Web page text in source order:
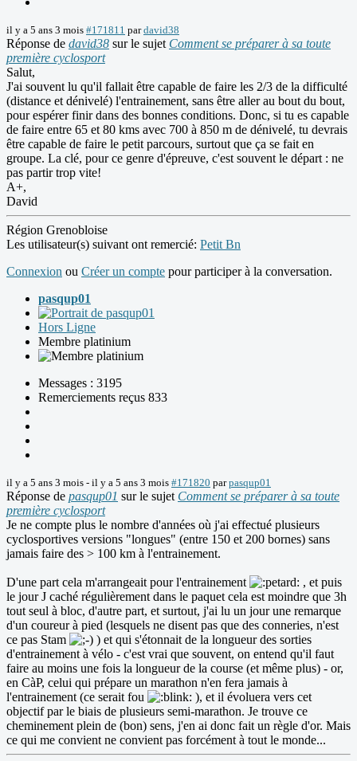
il y a 5 ans 3 mois #171811 pardavid38
Réponse de david38 sur le sujet Comment se préparer à sa toute
première cyclosport
Salut,
J'ai souvent lu qu'il fallait être capable de faire les 2/3 de la difficulté
(distance et dénivelé) l'entrainement, sans être aller au bout du bout,
pour espérer finir dans des bonnes conditions. Donc, si tu es capable
de faire entre 65 et 80 kms avec 700 à 850 m de dénivelé, tu devrais
être capable de faire le petit parcours, surtout que ça se fait en
groupe. La clé, pour ce genre d'épreuve, c'est souvent le départ : ne
pas partir trop vite!
A+,
David
Région Grenobloise
Les utilisateur(s) suivant ont remercié: Petit Bn
Connexion ou Créer un compte pour participer à la conversation.
pasqup01
Hors Ligne
Membre platinium
Messages : 3195
Remerciements reçus 833
il y a 5 ans 3 mois - il y a 5 ans 3 mois #171820 parpasqup01
Réponse de pasqup01 sur le sujet Comment se préparer à sa toute
première cyclosport
Je ne compte plus le nombre d'années où j'ai effectué plusieurs
cyclosportives versions "longues" (entre 150 et 200 bornes) sans
jamais faire des > 100 km à l'entrainement.
D'une part cela m'arrangeait pour l'entrainement
, et puis
le jour J caché régulièrement dans le paquet cela est moindre que 3h
tout seul à bloc, d'autre part, et surtout, j'ai lu un jour une remarque
d'un coureur à pied (lesquels ne disent pas que des conneries, n'est
ce pas Stam
) et qui s'étonnait de la longueur des sorties
d'entrainement à vélo - c'est vrai que souvent, on entend qu'il faut
faire au moins une fois la longueur de la course (et même plus) - or,
en CàP, celui qui prépare un marathon n'en fera jamais à
l'entrainement (ce serait fou
), et il évoluera vers cet
objectif par le biais de plusieurs semi-marathon. Je trouve ce
cheminement plein de (bon) sens, j'en ai donc fait un règle d'or. Mais
ce qui me convient ne convient pas forcément à tout le monde...